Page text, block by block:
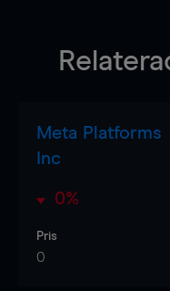
Meta Platforms
Inc
0%
Pris
0